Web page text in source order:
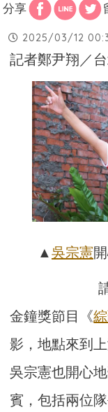
分享
2025/03/12
記者鄭尹翔／
▲ 吳宗憲
金鐘獎節目《
影，地點來到
吳宗憲也開心
賓，包括兩位